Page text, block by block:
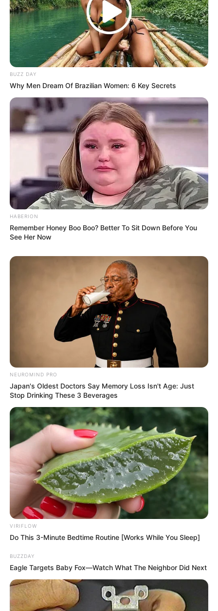
Laras Kinanda
Beby Tsabina Salshabilla Adriani
TULIS KOMENTAR
Alamat email Anda tidak akan dipublikasikan. Ruas yang wajib ditandai
BUZZ DAY
Why Men Dream Of Brazilian Women: 6 Key Secrets
HABERION
Remember Honey Boo Boo? Better To Sit Down Before You
See Her Now
NEUROMIND PRO
Japan's Oldest Doctors Say Memory Loss Isn't Age: Just
Stop Drinking These 3 Beverages
VIRIFLOW
Do This 3-Minute Bedtime Routine [Works While You Sleep]
BUZZDAY
Eagle Targets Baby Fox—Watch What The Neighbor Did Next